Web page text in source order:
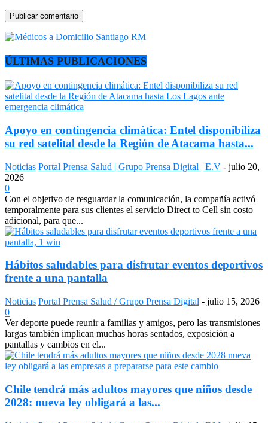
ÚLTIMAS PUBLICACIONES
Apoyo en contingencia climática: Entel disponibiliza
su red satelital desde la Región de Atacama hasta...
Noticias Portal Prensa Salud | Grupo Prensa Digital | E.V - julio 20,
2026
0
Con el objetivo de resguardar la comunicación, la compañía activó
temporalmente para sus clientes el servicio Direct to Cell sin costo
adicional, para que...
Hábitos saludables para disfrutar eventos deportivos
frente a una pantalla
Noticias Portal Prensa Salud / Grupo Prensa Digital - julio 15, 2026
0
Ver deporte puede reunir a familias y amigos, pero las transmisiones
largas también implican muchas horas sentados, exposición a
pantallas y cambios en el...
Chile tendrá más adultos mayores que niños desde
2028: nueva ley obligará a las...